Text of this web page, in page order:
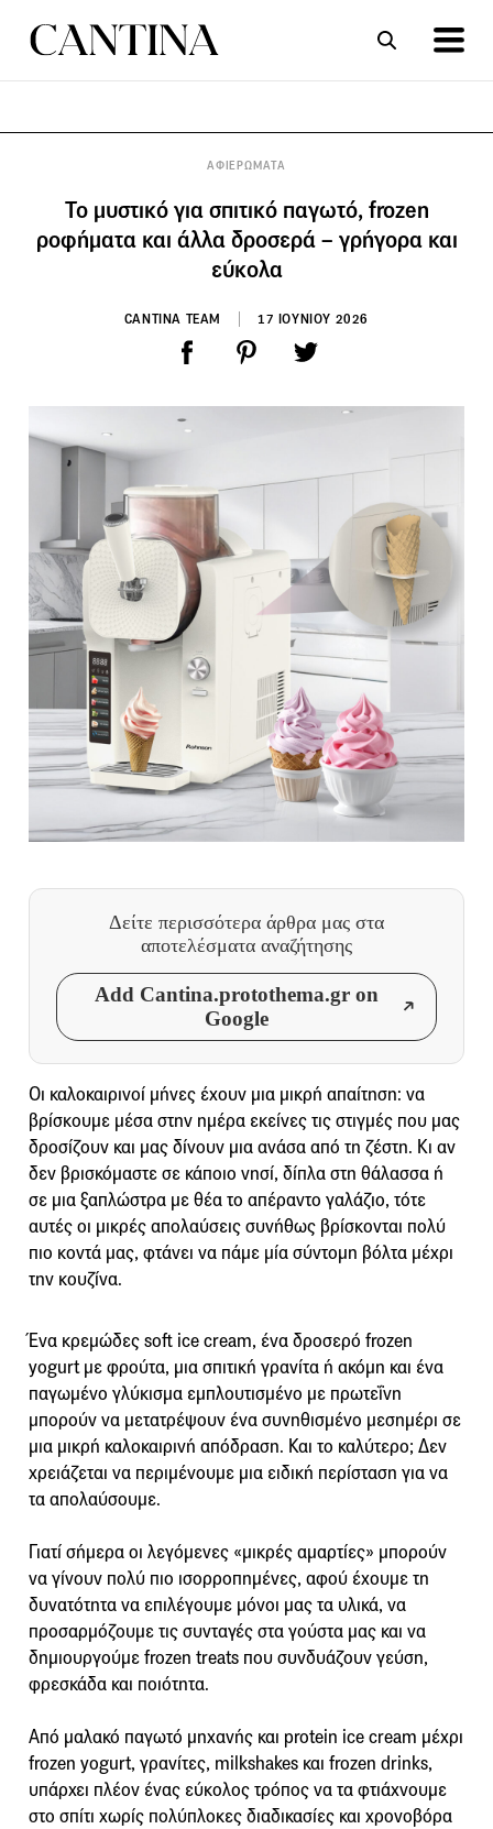
ΑΦΙΕΡΩΜΑΤΑ
Το μυστικό για σπιτικό παγωτό, frozen
ροφήματα και άλλα δροσερά – γρήγορα και
εύκολα
CANTINA TEAM 17 ΙΟΥΝΙΟΥ 2026
Δείτε περισσότερα άρθρα μας στα
αποτελέσματα αναζήτησης
Add Cantina.protothema.gr on
Google
Οι καλοκαιρινοί μήνες έχουν μια μικρή απαίτηση: να
βρίσκουμε μέσα στην ημέρα εκείνες τις στιγμές που μας
δροσίζουν και μας δίνουν μια ανάσα από τη ζέστη. Κι αν
δεν βρισκόμαστε σε κάποιο νησί, δίπλα στη θάλασσα ή
σε μια ξαπλώστρα με θέα το απέραντο γαλάζιο, τότε
αυτές οι μικρές απολαύσεις συνήθως βρίσκονται πολύ
πιο κοντά μας, φτάνει να πάμε μία σύντομη βόλτα μέχρι
την κουζίνα.
Ένα κρεμώδες soft ice cream, ένα δροσερό frozen
yogurt με φρούτα, μια σπιτική γρανίτα ή ακόμη και ένα
παγωμένο γλύκισμα εμπλουτισμένο με πρωτεΐνη
μπορούν να μετατρέψουν ένα συνηθισμένο μεσημέρι σε
μια μικρή καλοκαιρινή απόδραση. Και το καλύτερο; Δεν
χρειάζεται να περιμένουμε μια ειδική περίσταση για να
τα απολαύσουμε.
Γιατί σήμερα οι λεγόμενες «μικρές αμαρτίες» μπορούν
να γίνουν πολύ πιο ισορροπημένες, αφού έχουμε τη
δυνατότητα να επιλέγουμε μόνοι μας τα υλικά, να
προσαρμόζουμε τις συνταγές στα γούστα μας και να
δημιουργούμε frozen treats που συνδυάζουν γεύση,
φρεσκάδα και ποιότητα.
Από μαλακό παγωτό μηχανής και protein ice cream μέχρι
frozen yogurt, γρανίτες, milkshakes και frozen drinks,
υπάρχει πλέον ένας εύκολος τρόπος να τα φτιάχνουμε
στο σπίτι χωρίς πολύπλοκες διαδικασίες και χρονοβόρα